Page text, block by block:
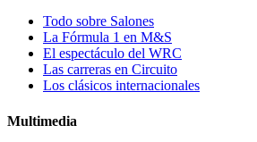
Todo sobre Salones
La Fórmula 1 en M&S
El espectáculo del WRC
Las carreras en Circuito
Los clásicos internacionales
Multimedia